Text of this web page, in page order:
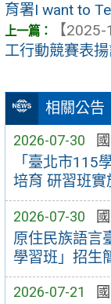
相關公告
2026-07-30
「臺北市115
培育 研習班實
2026-07-30
原住民族語言
學習班」招生
2026-07-21
育署I want to
【2025-
工行動競賽表揚